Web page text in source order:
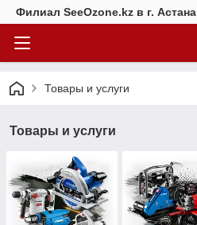
Филиал SeeOzone.kz в г. Астана
Товары и услуги
Товары и услуги